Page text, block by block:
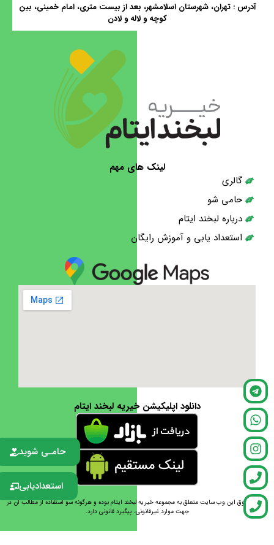
آدرس : تهران، شهرستان اسلامشهر، بعد از بیست متری، امام خمینی، بین
کوچه و لاله و لادن
لینک های مهم
گالری
حامی شو
درباره لبخند ایتام
استعداد یابی و آموزش رایگان
دانلود اپلیکیشن خیریه لبخند ایتام
تمامی حقوق این وب سایت متعلق به مجموعه خیریه لبخند ایتام بوده و هرگونه سو استفاده از مطالب آن در
جهت موارد غیرقانونی، پیگیرد قانونی دارد.
استعدادیابی
حامـی شوید